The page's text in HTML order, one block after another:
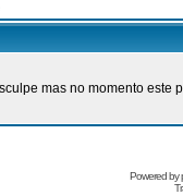
mas no momento este
Powered by